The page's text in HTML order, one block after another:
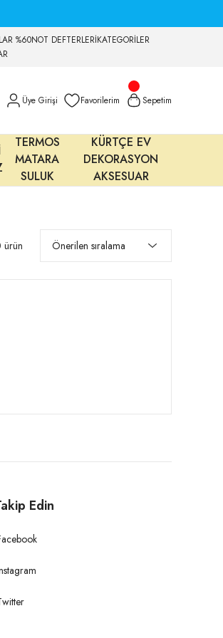
%60NOT DEFTERLERİKATEGORİLER
Üye Girişi Favorilerim Sepetim
TERMOS
MATARA
SULUK
KÜRTÇE EV
DEKORASYON
AKSESUAR
ürün
Edin